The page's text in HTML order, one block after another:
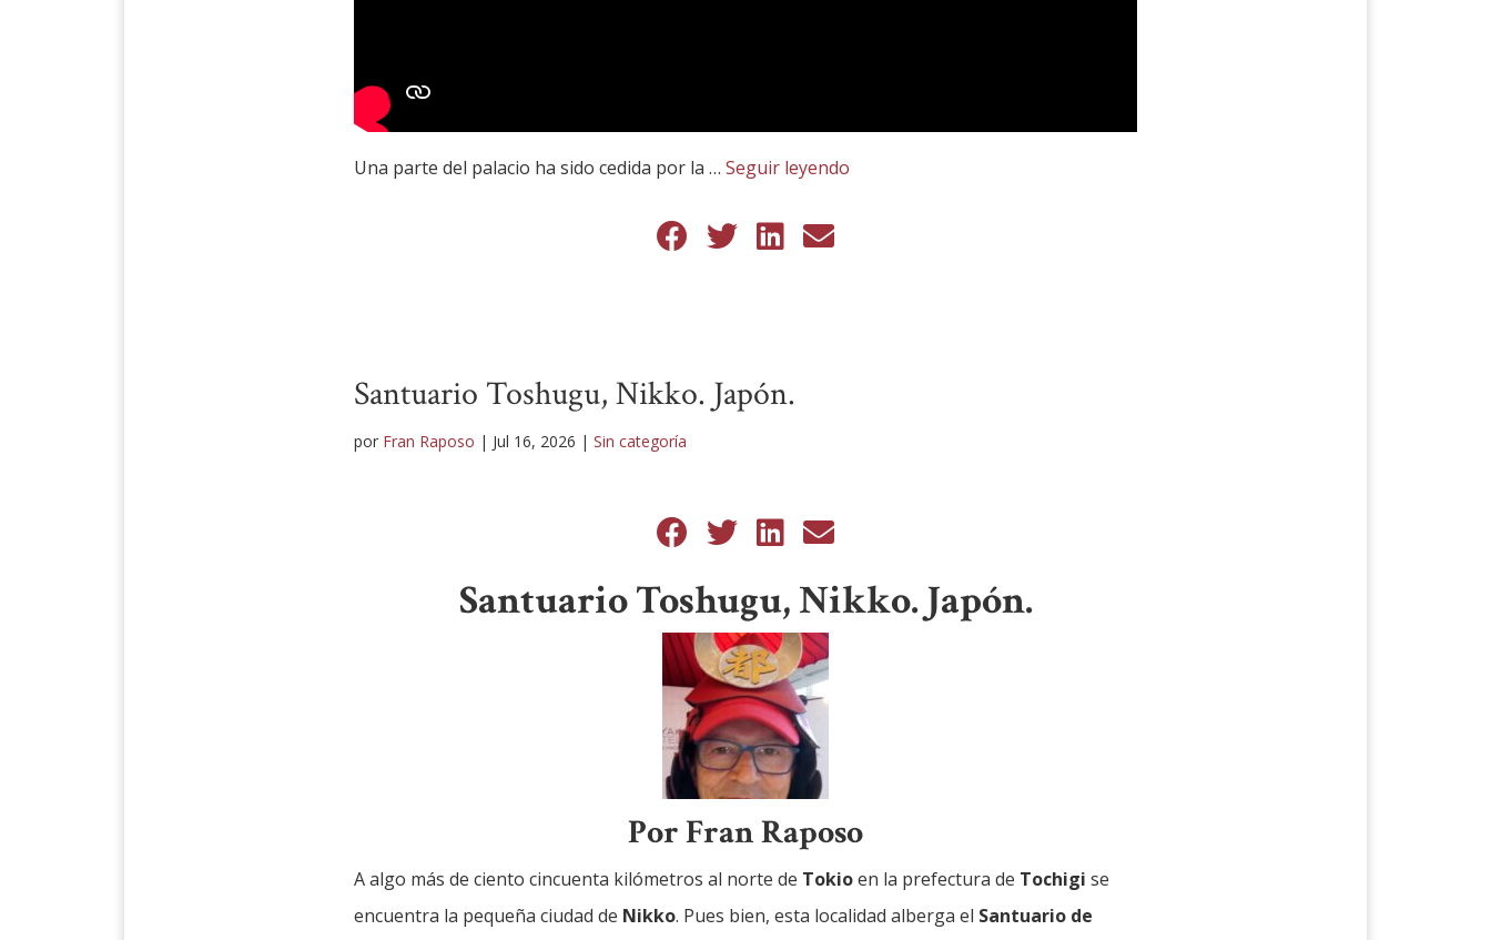
Una parte del palacio ha sido cedida por la …Seguir leyendo
Santuario Toshugu, Nikko. Japón.
por Fran Raposo | Jul 16, 2026 |Sin categoría
Santuario Toshugu, Nikko. Japón.
Por Fran Raposo
A algo más de ciento cincuenta kilómetros al norte de Tokioen la prefectura de Tochigi se
encuentra la pequeña ciudad de Nikko. Pues bien, esta localidad alberga el Santuario de